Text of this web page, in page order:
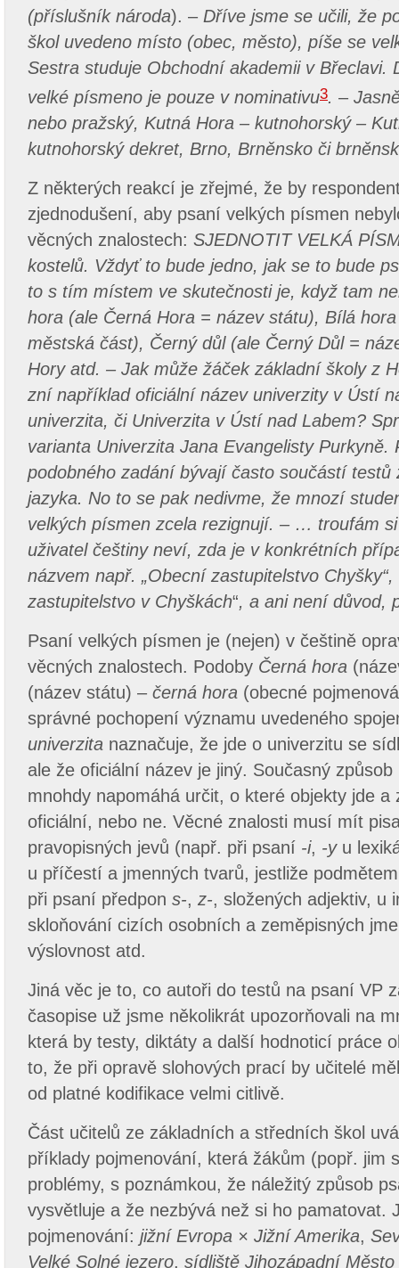
(příslušník národa). – Dříve jsme se učili, že
škol uvedeno místo (obec, město), píše se
Sestra studuje Obchodní akademii v Břeclavi.
velké písmeno je pouze v nominativu3. –
nebo pražský, Kutná Hora – kutnohorský –
kutnohorský dekret, Brno, Brněnsko či
Z některých reakcí je zřejmé, že by
zjednodušení, aby psaní velkých písmen
věcných znalostech: SJEDNOTIT VELKÁ
kostelů. Vždyť to bude jedno, jak se to bude
to s tím místem ve skutečnosti je, když tam
hora (ale Černá Hora = název státu), Bílá
městská část), Černý důl (ale Černý Důl =
Hory atd. – Jak může žáček základní školy z
zní například oficiální název univerzity v Ústí
univerzita, či Univerzita v Ústí nad Labem?
varianta Univerzita Jana Evangelisty Purkyně.
podobného zadání bývají často součástí testů
jazyka. No to se pak nedivme, že mnozí
velkých písmen zcela rezignují. – … troufám
uživatel češtiny neví, zda je v konkrétních
názvem např. „Obecní zastupitelstvo
zastupitelstvo v Chyškách“, a ani není důvod,
Psaní velkých písmen je (nejen) v češtině
věcných znalostech. Podoby Černá hora
(název státu) – černá hora (obecné
správné pochopení významu uvedeného
univerzita naznačuje, že jde o univerzitu se
ale že oficiální název je jiný. Současný
mnohdy napomáhá určit, o které objekty jde a
oficiální, nebo ne. Věcné znalosti musí mít
pravopisných jevů (např. při psaní -i, -yu
u příčestí a jmenných tvarů, jestliže
při psaní předpon s-, z-, složených adjektiv, u
skloňování cizích osobních a zeměpisných
výslovnost atd.
Jiná věc je to, co autoři do testů na psaní VP
časopise už jsme několikrát upozorňovali na
která by testy, diktáty a další hodnoticí práce
to, že při opravě slohových prací by učitelé
od platné kodifikace velmi citlivě.
Část učitelů ze základních a středních škol
příklady pojmenování, která žákům (popř. jim
problémy, s poznámkou, že náležitý způsob
vysvětluje a že nezbývá než si ho pamatovat.
pojmenování: jižní Evropa × Jižní Amerika,
Velké Solné jezero, sídliště Jihozápadní